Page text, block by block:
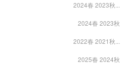
2024春 2023秋...
2024春 2023秋
2022春 2021秋...
2025春 2024秋